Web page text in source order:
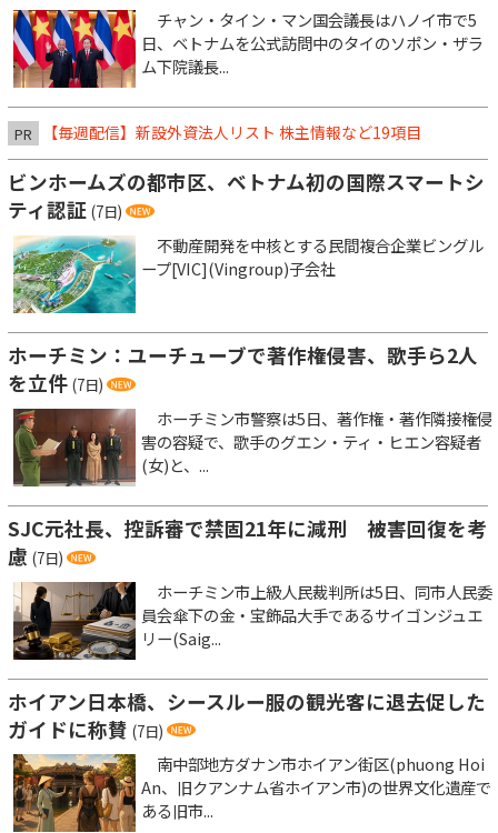
チャン・タイン・マン国会議長はハノイ市で5
日、ベトナムを公式訪問中のタイのソポン・ザラ
ム下院議長...
PR 【毎週配信】新設外資法人リスト 株主情報など19項目
ビンホームズの都市区、ベトナム初の国際スマートシ
ティ認証 (7日)
不動産開発を中核とする民間複合企業ビングル
ープ[VIC](Vingroup)子会社
ホーチミン：ユーチューブで著作権侵害、歌手ら2人
を立件 (7日)
ホーチミン市警察は5日、著作権・著作隣接権侵
害の容疑で、歌手のグエン・ティ・ヒエン容疑者
(女)と、...
SJC元社長、控訴審で禁固21年に減刑 被害回復を考
慮 (7日)
ホーチミン市上級人民裁判所は5日、同市人民委
員会傘下の金・宝飾品大手であるサイゴンジュエ
リー(Saig...
ホイアン日本橋、シースルー服の観光客に退去促した
ガイドに称賛 (7日)
南中部地方ダナン市ホイアン街区(phuong Hoi
An、旧クアンナム省ホイアン市)の世界文化遺産で
ある旧市...